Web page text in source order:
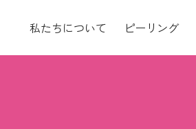
私たちについて ピーリング